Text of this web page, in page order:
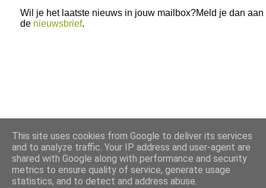
Wil je het laatste nieuws in jouw mailbox?Meld je dan aan
de nieuwsbrief.
This site uses cookies from Google to deliver its services
and to analyze traffic. Your IP address and user-agent are
shared with Google along with performance and security
metrics to ensure quality of service, generate usage
statistics, and to detect and address abuse.